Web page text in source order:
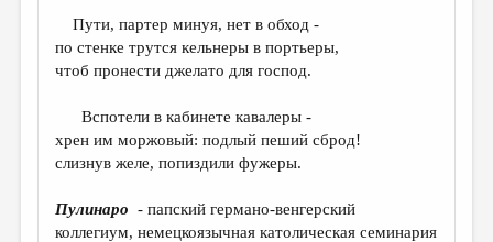
КОЛОНКА РЕДАКТОРА
РЕДКОЛЛЕГИЯ
ОТ РЕДАКЦИИ
МАЛАЯ ПРОЗА
ЛИТЕРАТУРОВЕДЕНИЕ
Пути, партер минуя, нет в обход -
по стенке трутся кельнеры в портьеры,
чтоб пронести джелато для господ.
Вспотели в кабинете кавалеры -
хрен им моржовый: подлый пеший сброд!
слизнув желе, попиздили фужеры.
Пулинаро - папский германо-венгерский
коллегиум, немецкоязычная католическая семинария